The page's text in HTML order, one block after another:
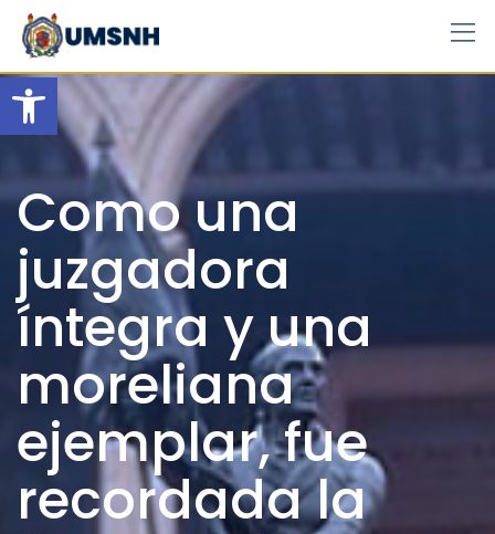
Open toolbar
Skip
content
Como una
juzgadora
íntegra y una
moreliana
ejemplar, fue
recordada la